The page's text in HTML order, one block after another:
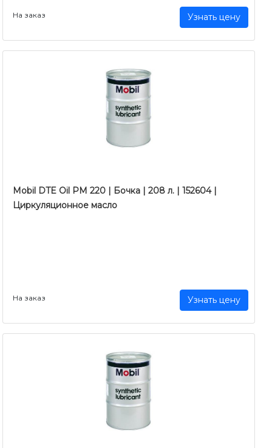
На заказ Узнать цену
Mobil DTE Oil PM 220 | Бочка | 208 л. | 152604 |
Циркуляционное масло
На заказ Узнать цену